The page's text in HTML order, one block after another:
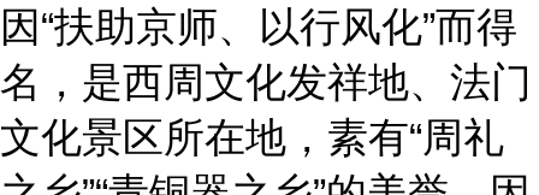
因“扶助京师、以行风化”而得
名，是西周文化发祥地、法门
文化景区所在地，素有“周礼